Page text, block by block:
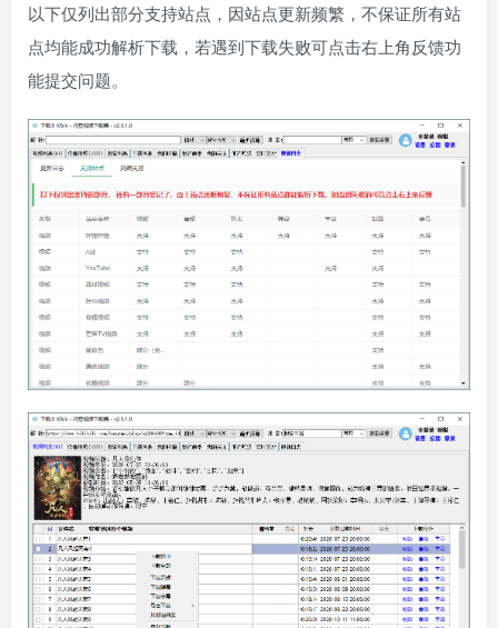
以下仅列出部分支持站点，因站点更新频繁，不保证所有站
点均能成功解析下载，若遇到下载失败可点击右上角反馈功
能提交问题。